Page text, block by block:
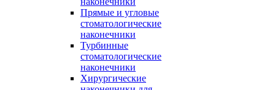
Прямые и угловые
стоматологические
наконечники
Турбинные
стоматологические
наконечники
Хирургические